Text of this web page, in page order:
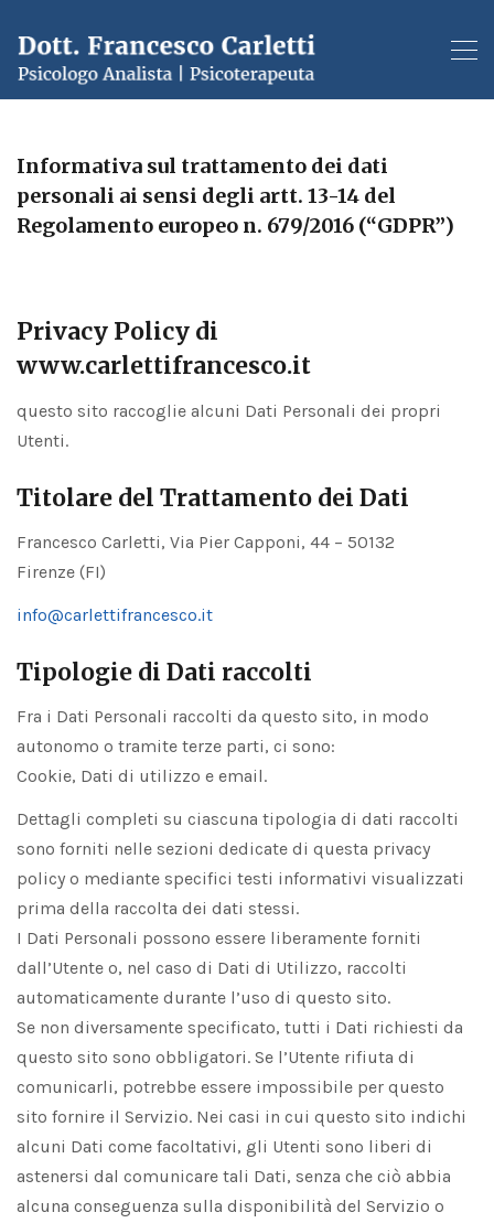
Informativa sul trattamento dei dati
personali ai sensi degli artt. 13-14 del
Regolamento europeo n. 679/2016 (“GDPR”)
Privacy Policy di
www.carlettifrancesco.it
questo sito raccoglie alcuni Dati Personali dei propri
Utenti.
Titolare del Trattamento dei Dati
Francesco Carletti, Via Pier Capponi, 44 – 50132
Firenze (FI)
info@carlettifrancesco.it
Tipologie di Dati raccolti
Fra i Dati Personali raccolti da questo sito, in modo
autonomo o tramite terze parti, ci sono:
Cookie, Dati di utilizzo e email.
Dettagli completi su ciascuna tipologia di dati raccolti
sono forniti nelle sezioni dedicate di questa privacy
policy o mediante specifici testi informativi visualizzati
prima della raccolta dei dati stessi.
I Dati Personali possono essere liberamente forniti
dall’Utente o, nel caso di Dati di Utilizzo, raccolti
automaticamente durante l’uso di questo sito.
Se non diversamente specificato, tutti i Dati richiesti da
questo sito sono obbligatori. Se l’Utente rifiuta di
comunicarli, potrebbe essere impossibile per questo
sito fornire il Servizio. Nei casi in cui questo sito indichi
alcuni Dati come facoltativi, gli Utenti sono liberi di
astenersi dal comunicare tali Dati, senza che ciò abbia
alcuna conseguenza sulla disponibilità del Servizio o